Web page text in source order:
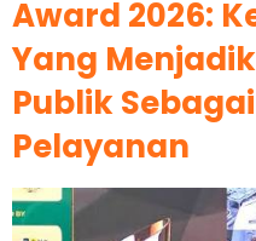
Award 2026:
Yang
Publik
Pelayanan